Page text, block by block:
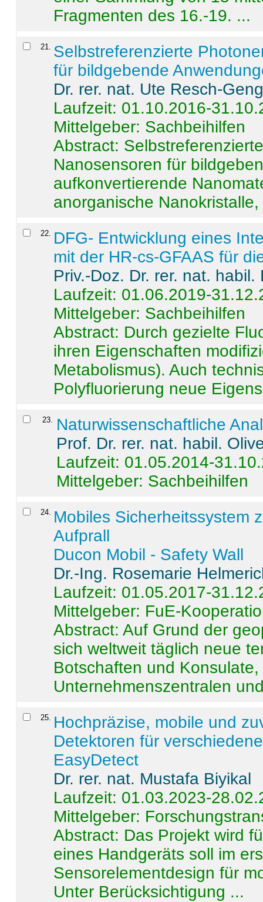
Fragmenten des 16.-19. ...
21
Selbstreferenzierte
für bildgebende
Dr. rer. nat. Ute Resch-
Laufzeit: 01.10.2016-
Mittelgeber: Sachbeihilfen
Abstract:
Nanosensoren für
aufkonvertierende
anorganische
22
DFG- Entwicklung eines
mit der HR-cs-GFAAS für
Priv.-Doz. Dr. rer. nat.
Laufzeit: 01.06.2019-
Mittelgeber: Sachbeihilfen
Abstract: Durch gezielte
ihren Eigenschaften
Metabolismus). Auch
Polyfluorierung neue
23. Naturwissenschaftliche
Prof. Dr. rer. nat. habil.
Laufzeit: 01.05.2014-
Mittelgeber: Sachbeihilfen
24. Mobiles Sicherheitssystem
Aufprall
Ducon Mobil - Safety Wall
Dr.-Ing. Rosemarie
Laufzeit: 01.05.2017-
Mittelgeber: FuE-
Abstract:Auf Grund der
sich weltweit täglich neue
Botschaften und
Unternehmenszentralen
25. Hochpräzise, mobile und
Detektoren für
EasyDetect
Dr. rer. nat. Mustafa Biyikal
Laufzeit: 01.03.2023-
Mittelgeber:
Abstract: Das Projekt wird
eines Handgeräts soll im
Sensorelementdesign für
Unter Berücksichtigung ...